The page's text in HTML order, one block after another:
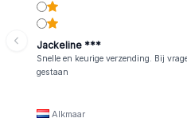
Jackeline ***
Snelle en keurige verzending. Bij
gestaan
Alkmaar